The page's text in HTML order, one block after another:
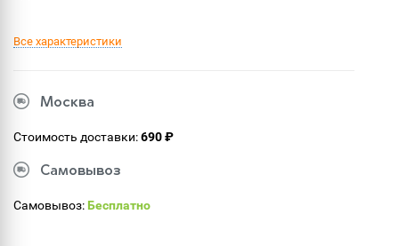
Все характеристики
Москва
Стоимость доставки:690 ₽
Самовывоз
Самовывоз:Бесплатно